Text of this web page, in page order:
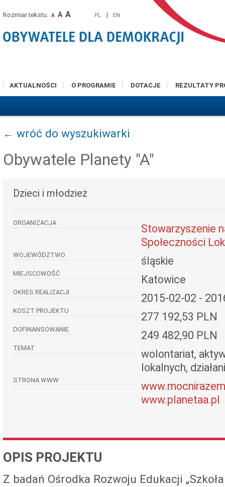
Rozmiar tekstu: A A A PL | EN
AKTUALNOŚCI O PROGRAMIE DOTACJE REZULTATY
← wróć do wyszukiwarki
Obywatele Planety "A"
Dzieci i młodzież
ORGANIZACJA
Stowarzyszenie
Społeczności
WOJEWÓDZTWO śląskie
MIEJSCOWOŚĆ Katowice
OKRES REALIZACJI 2015-02-02 -
KOSZT PROJEKTU 277 192,53 PLN
DOFINANSOWANIE 249 482,90 PLN
TEMAT
wolontariat,
lokalnych,
STRONA WWW
www.planetaa.pl
OPIS PROJEKTU
Z badań Ośrodka Rozwoju Edukacji